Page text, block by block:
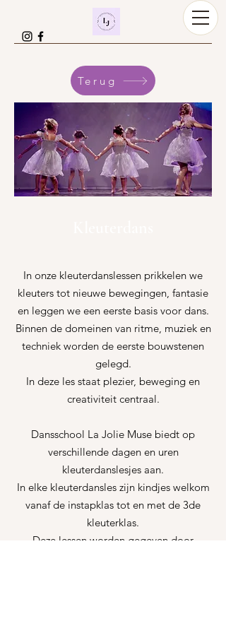
Terug
In onze kleuterdanslessen prikkelen we
kleuters tot nieuwe bewegingen, fantasie
en leggen we een eerste basis voor dans.
Binnen de domeinen van ritme, muziek en
techniek worden de eerste bouwstenen
gelegd.
In deze les staat plezier, beweging en
creativiteit centraal.
Dansschool La Jolie Muse biedt op
verschillende dagen en uren
kleuterdanslesjes aan.
In elke kleuterdansles zijn kindjes welkom
vanaf de instapklas tot en met de 3de
kleuterklas.
Deze lessen worden gegeven door